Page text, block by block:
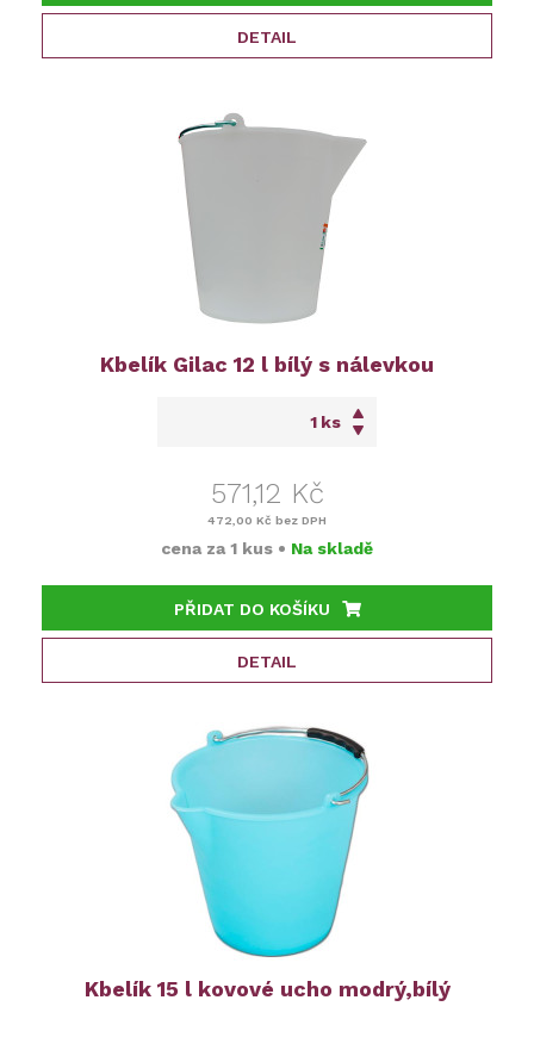
DETAIL
Kbelík Gilac 12 l bílý s nálevkou
ks
571,12 Kč
472,00 Kč bez DPH
cena za 1 kus • Na skladě
PŘIDAT DO KOŠÍKU
DETAIL
Kbelík 15 l kovové ucho modrý,bílý